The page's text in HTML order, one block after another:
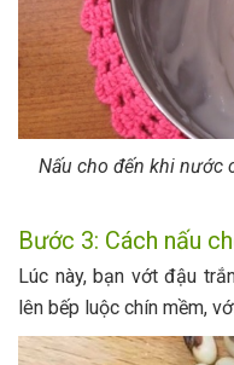
Nấu cho đến khi nước
Bước 3: Cách nấu
Lúc này, bạn vớt đậu
lên bếp luộc chín mềm,